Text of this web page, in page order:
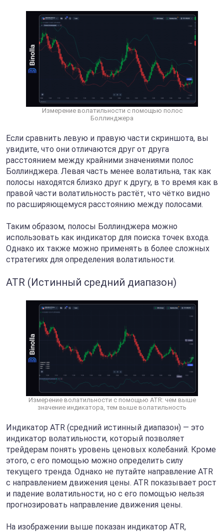
Измерение волатильности с помощью полос
Боллинджера
Если сравнить левую и правую части скриншота, вы
увидите, что они отличаются друг от друга
расстоянием между крайними значениями полос
Боллинджера. Левая часть менее волатильна, так как
полосы находятся близко друг к другу, в то время как в
правой части волатильность растёт, что чётко видно
по расширяющемуся расстоянию между полосами.
Таким образом, полосы Боллинджера можно
использовать как индикатор для поиска точек входа.
Однако их также можно применять в более сложных
стратегиях для определения волатильности.
ATR (Истинный средний диапазон)
Измерение волатильности с помощью ATR: чем выше
значение индикатора, тем выше волатильность
Индикатор ATR (средний истинный диапазон) — это
индикатор волатильности, который позволяет
трейдерам понять уровень ценовых колебаний. Кроме
этого, с его помощью можно определить силу
текущего тренда. Однако не путайте направление ATR
с направлением движения цены. ATR показывает рост
и падение волатильности, но с его помощью нельзя
прогнозировать направление движения цены.
На изображении выше показан индикатор ATR,